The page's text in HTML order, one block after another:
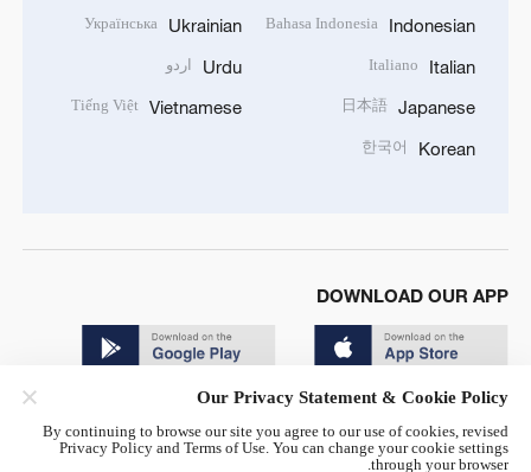
Indonesian
Bahasa Indonesia
Italian
Italiano
Japanese
日本語
Korean
한국어
Ukrainian
Українська
Urdu اردو
Vietnamese
Tiếng Việt
DOWNLOAD OUR APP
Our Privacy Statement & Cookie Policy
By continuing to browse our site you agree to our use of cookies, revised
Privacy Policy and Terms of Use. You can change your cookie settings
through your browser.